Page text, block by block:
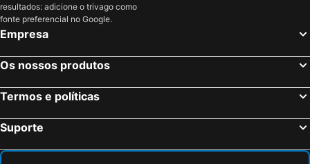
resultados: adicione o trivago como
fonte preferencial no Google.
Empresa
Os nossos produtos
Termos e políticas
Suporte